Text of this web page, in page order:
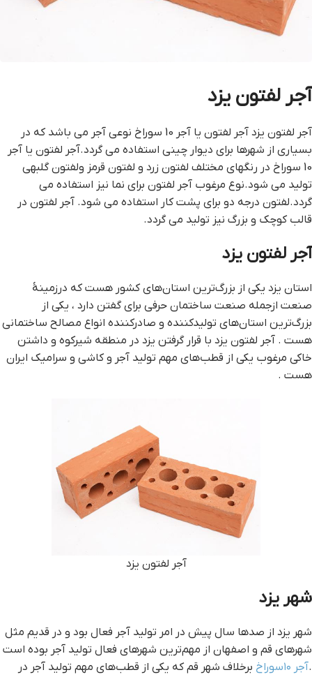
آجر لفتون یزد
آجر لفتون یزد آجر لفتون یا آجر 10 سوراخ نوعی آجر می باشد که در
بسیاری از شهرها برای دیوار چینی استفاده می گردد.آجر لفتون یا آجر
10 سوراخ در رنگهای مختلف لفتون زرد و لفتون قرمز ولفتون گلبهی
تولید می شود.نوع مرغوب آجر لفتون برای نما نیز استفاده می
گردد.لفتون درجه دو برای پشت کار استفاده می شود. آجر لفتون در
قالب کوچک و بزرگ نیز تولید می گردد.
آجر لفتون یزد
استان یزد یکی از بزرگ‌ترین استان‌های کشور هست که درزمینهٔ
صنعت ازجمله صنعت ساختمان حرفی برای گفتن دارد ، یکی از
بزرگ‌ترین استان‌های تولیدکننده و صادرکننده انواع مصالح ساختمانی
هست . آجر لفتون یزد با قرار گرفتن یزد در منطقه شیرکوه و داشتن
خاکی مرغوب یکی از قطب‌های مهم تولید آجر و کاشی و سرامیک ایران
هست .
آجر لفتون یزد
شهر یزد
شهر یزد از صدها سال پیش در امر تولید آجر فعال بود و در قدیم مثل
شهرهای قم و اصفهان از مهم‌ترین شهرهای فعال تولید آجر بوده است
.آجر ۱۰سوراخ
برخلاف شهر قم که یکی از قطب‌های مهم تولید آجر در